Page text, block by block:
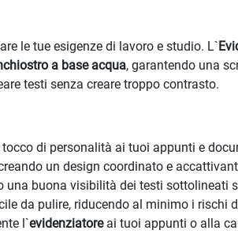
le tue esigenze di lavoro e studio. L`
a base acqua, garantendo una
testi senza creare troppo contrasto.
tocco di personalità ai tuoi appunti e
un design coordinato e
una buona visibilità dei testi sottolineati
da pulire, riducendo al minimo i rischi
l`evidenziatoreai tuoi appunti o alla